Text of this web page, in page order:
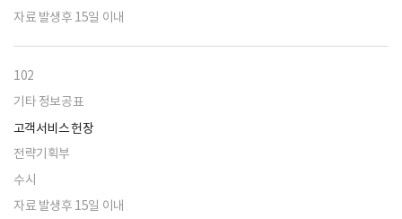
자료 발생후 15일 이내
102
기타 정보공표
고객서비스 헌장
전략기획부
수시
자료 발생후 15일 이내